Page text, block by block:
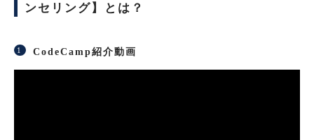
ンセリング】とは？
CodeCamp紹介動画